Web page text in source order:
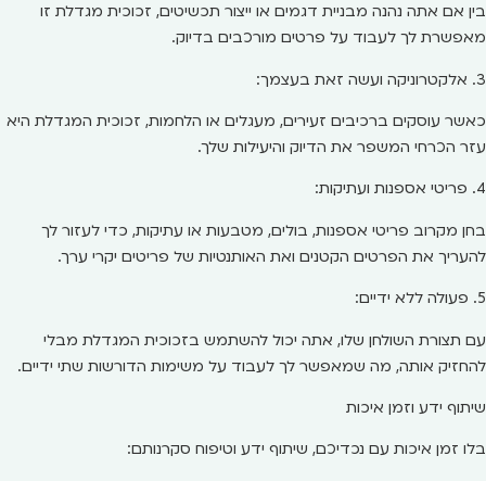
בין אם אתה נהנה מבניית דגמים או ייצור תכשיטים, זכוכית מגדלת זו
מאפשרת לך לעבוד על פרטים מורכבים בדיוק.
3. אלקטרוניקה ועשה זאת בעצמך:
כאשר עוסקים ברכיבים זעירים, מעגלים או הלחמות, זכוכית המגדלת היא
עזר הכרחי המשפר את הדיוק והיעילות שלך.
4. פריטי אספנות ועתיקות:
בחן מקרוב פריטי אספנות, בולים, מטבעות או עתיקות, כדי לעזור לך
להעריך את הפרטים הקטנים ואת האותנטיות של פריטים יקרי ערך.
5. פעולה ללא ידיים:
עם תצורת השולחן שלו, אתה יכול להשתמש בזכוכית המגדלת מבלי
להחזיק אותה, מה שמאפשר לך לעבוד על משימות הדורשות שתי ידיים.
שיתוף ידע וזמן איכות
בלו זמן איכות עם נכדיכם, שיתוף ידע וטיפוח סקרנותם: